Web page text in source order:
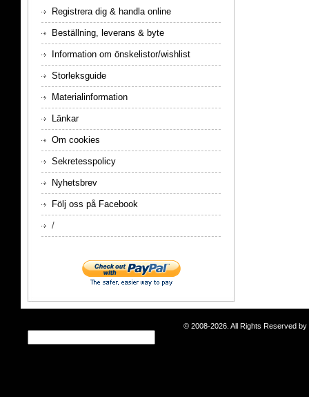
Registrera dig & handla online
Beställning, leverans & byte
Information om önskelistor/wishlist
Storleksguide
Materialinformation
Länkar
Om cookies
Sekretesspolicy
Nyhetsbrev
Följ oss på Facebook
/
© 2008-2026. All Rights Reserved